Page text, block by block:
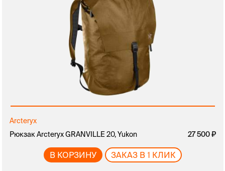
Arcteryx
Рюкзак Arcteryx GRANVILLE 20, Yukon
27 500
В КОРЗИНУ ЗАКАЗ В 1 КЛИК